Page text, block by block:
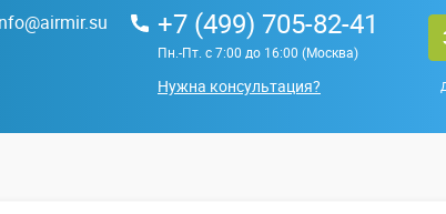
+7 (499) 705-82-41
Пн.-Пт. с 7:00 до 16:00 (Москва)
Нужна консультация?